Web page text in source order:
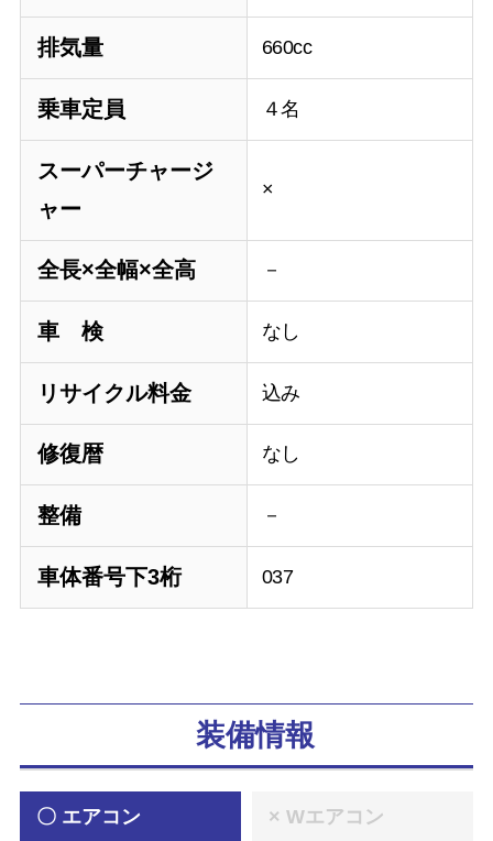
排気量 660cc
乗車定員 ４名
スーパーチャージ
ャー
×
全長×全幅×全高 －
車 検 なし
リサイクル料金 込み
修復暦 なし
整備 －
車体番号下3桁 037
装備情報
〇 エアコン × Wエアコン